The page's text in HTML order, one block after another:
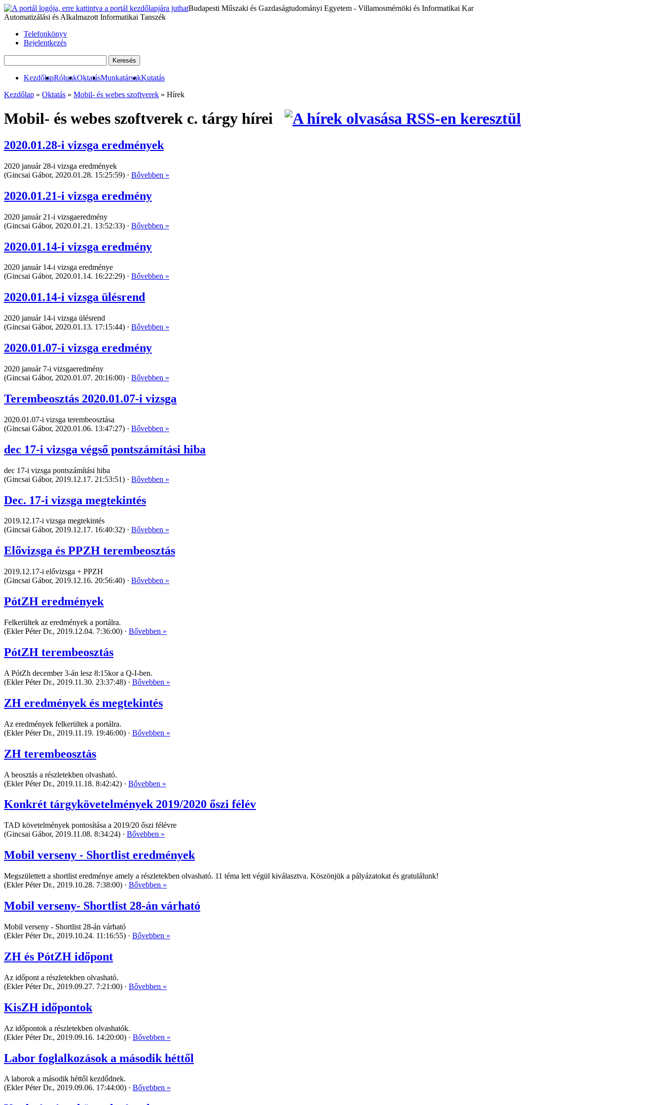
Budapesti Műszaki és Gazdaságtudományi Egyetem - Villamosmérnöki és Informatikai Kar
Automatizálási és Alkalmazott Informatikai Tanszék
Telefonkönyv
Bejelentkezés
KezdőlapRólunkOktatásMunkatársakKutatás
Kezdőlap » Oktatás » Mobil- és webes szoftverek » Hírek
Mobil- és webes szoftverek c. tárgy hírei
2020.01.28-i vizsga eredmények
2020 január 28-i vizsga eredmények
(Gincsai Gábor, 2020.01.28. 15:25:59) · Bővebben »
2020.01.21-i vizsga eredmény
2020 január 21-i vizsgaeredmény
(Gincsai Gábor, 2020.01.21. 13:52:33) · Bővebben »
2020.01.14-i vizsga eredmény
2020 január 14-i vizsga eredménye
(Gincsai Gábor, 2020.01.14. 16:22:29) · Bővebben »
2020.01.14-i vizsga ülésrend
2020 január 14-i vizsga ülésrend
(Gincsai Gábor, 2020.01.13. 17:15:44) · Bővebben »
2020.01.07-i vizsga eredmény
2020 január 7-i vizsgaeredmény
(Gincsai Gábor, 2020.01.07. 20:16:00) · Bővebben »
Terembeosztás 2020.01.07-i vizsga
2020.01.07-i vizsga terembeosztása
(Gincsai Gábor, 2020.01.06. 13:47:27) · Bővebben »
dec 17-i vizsga végső pontszámítási hiba
dec 17-i vizsga pontszámítási hiba
(Gincsai Gábor, 2019.12.17. 21:53:51) · Bővebben »
Dec. 17-i vizsga megtekintés
2019.12.17-i vizsga megtekintés
(Gincsai Gábor, 2019.12.17. 16:40:32) · Bővebben »
Elővizsga és PPZH terembeosztás
2019.12.17-i elővizsga + PPZH
(Gincsai Gábor, 2019.12.16. 20:56:40) · Bővebben »
PótZH eredmények
Felkerültek az eredmények a portálra.
(Ekler Péter Dr., 2019.12.04. 7:36:00) · Bővebben »
PótZH terembeosztás
A PótZh december 3-án lesz 8:15kor a Q-I-ben.
(Ekler Péter Dr., 2019.11.30. 23:37:48) · Bővebben »
ZH eredmények és megtekintés
Az eredmények felkerültek a portálra.
(Ekler Péter Dr., 2019.11.19. 19:46:00) · Bővebben »
ZH terembeosztás
A beosztás a részletekben olvasható.
(Ekler Péter Dr., 2019.11.18. 8:42:42) · Bővebben »
Konkrét tárgykövetelmények 2019/2020 őszi félév
TAD követelmények pontosítása a 2019/20 őszi félévre
(Gincsai Gábor, 2019.11.08. 8:34:24) · Bővebben »
Mobil verseny - Shortlist eredmények
Megszülettett a shortlist eredménye amely a részletekben olvasható. 11 téma lett végül kiválasztva. Köszönjük a pályázatokat és gratulálunk!
(Ekler Péter Dr., 2019.10.28. 7:38:00) · Bővebben »
Mobil verseny- Shortlist 28-án várható
Mobil verseny - Shortlist 28-án várható
(Ekler Péter Dr., 2019.10.24. 11:16:55) · Bővebben »
ZH és PótZH időpont
Az időpont a részletekben olvasható.
(Ekler Péter Dr., 2019.09.27. 7:21:00) · Bővebben »
KisZH időpontok
Az időpontok a részletekben olvashatók.
(Ekler Péter Dr., 2019.09.16. 14:20:00) · Bővebben »
Labor foglalkozások a második héttől
A laborok a második héttől kezdődnek.
(Ekler Péter Dr., 2019.09.06. 17:44:00) · Bővebben »